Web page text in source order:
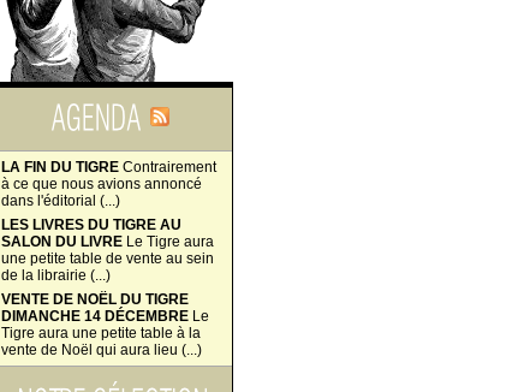
LA FIN DU TIGRE Contrairement
à ce que nous avions annoncé
dans l'éditorial (...)
LES LIVRES DU TIGRE AU
SALON DU LIVRE Le Tigre aura
une petite table de vente au sein
de la librairie (...)
VENTE DE NOËL DU TIGRE
DIMANCHE 14 DÉCEMBRE Le
Tigre aura une petite table à la
vente de Noël qui aura lieu (...)